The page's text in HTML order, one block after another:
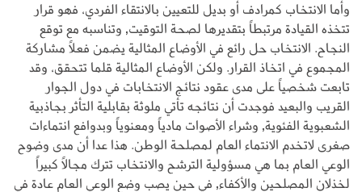
وأما الانتخاب كمرادف أو بديل للتعيين بالانتقاء الفردي، فهو قرار
تتخذه القيادة مرتبطاً بتقديرها لصحة التوقيت, وتناسبه مع توقع
النجاح. الانتخاب حل رائع في الأوضاع المثالية يضمن فعلاً مشاركة
المجموع في اتخاذ القرار. ولكن الأوضاع المثالية قلما تتحقق، وقد
تابعت شخصياً على مدى عقود نتائج الانتخابات في دول الجوار
القريب والبعيد فوجدت أن نتائجه تأتي ملوثة بقابلية التأثر بجاذبية
الشعبوية الفئوية, وشراء الأصوات مادياً ومعنوياً وبدوافع انتماءات
صغرى لاتخدم الانتماء العام لمصلحة الوطن. هذا عدا أن مدى وضوح
الوعي العام بما هي مسؤولية الترشح والانتخاب تترك مجالاً كبيراً
لخذلان المصلحين والأكفاء, في حين يصب وضع الوعي العام عادة في